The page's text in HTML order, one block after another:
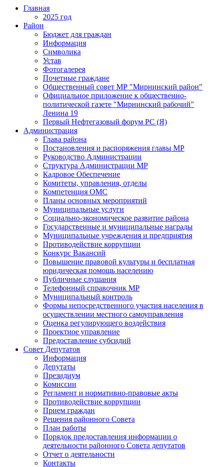
Главная
2025 год
Район
Бюджет для граждан
Информация
Символика
Устав
Фотогалерея
Почетные граждане
Общественный совет МР "Мирнинский район"
Официальное приложение к общественно-
политической газете "Мирнинский рабочий"
Ленина 19
Первый Нефтегазовый форум РС (Я)
Администрация
Глава района
Постановления и распоряжения главы МР
Руководство Администрации
Структура Администрации МР
Кадровое Обеспечение
Комитеты, управления, отделы
Компетенция ОМС
Планы основных мероприятий
Муниципальные услуги
Социально-экономическое развитие района
Государственные и муниципальные награды
Муниципальные учреждения и предприятия
Противодействие коррупции
Конкурс Вакансий
Повышение правовой культуры и бесплатная
юридическая помощь населению
Публичные слушания
Телефонный справочник МР
Муниципальный контроль
Формы непосредственного участия населения в
осуществлении местного самоуправления
Оценка регулирующего воздействия
Проектное управление
Предоставление субсидий
Совет Депутатов
Информация
Депутаты
Президиум
Комиссии
Регламент и нормативно-правовые акты
Противодействие коррупции
Прием граждан
Решения районного Совета
План работы
Порядок предоставления информации о
деятельности районного Совета депутатов
Отчет о деятельности
Контакты